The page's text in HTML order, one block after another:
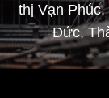
thị Vạn
Đức,